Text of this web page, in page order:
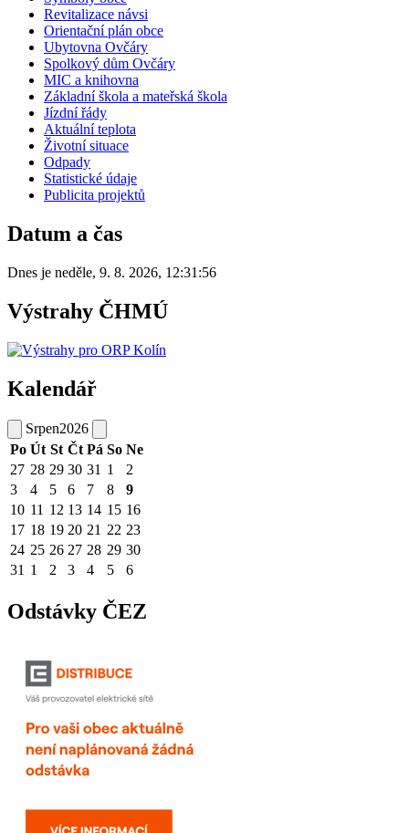
Revitalizace návsi
Orientační plán obce
Ubytovna Ovčáry
Spolkový dům Ovčáry
MIC a knihovna
Základní škola a mateřská škola
Jízdní řády
Aktuální teplota
Životní situace
Odpady
Statistické údaje
Publicita projektů
Datum a čas
Dnes je neděle, 9. 8. 2026, 12:31:56
Výstrahy ČHMÚ
Kalendář
Srpen2026
Po Út St Čt Pá So Ne
27 28 29 30 31 1
2
3
4 5 6 7 8
9
10 11 12 13 14 15 16
17 18 19 20 21 22 23
24 25 26 27 28 29 30
31 1 2 3 4 5 6
Odstávky ČEZ